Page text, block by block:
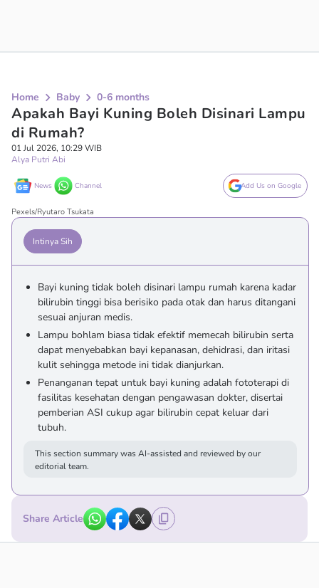
Home Baby 0-6 months
Apakah Bayi Kuning Boleh Disinari Lampu
di Rumah?
01 Jul 2026, 10:29 WIB
Alya Putri Abi
News Channel Add Us on Google
Pexels/Ryutaro Tsukata
Intinya Sih
Bayi kuning tidak boleh disinari lampu rumah karena kadar
bilirubin tinggi bisa berisiko pada otak dan harus ditangani
sesuai anjuran medis.
Lampu bohlam biasa tidak efektif memecah bilirubin serta
dapat menyebabkan bayi kepanasan, dehidrasi, dan iritasi
kulit sehingga metode ini tidak dianjurkan.
Penanganan tepat untuk bayi kuning adalah fototerapi di
fasilitas kesehatan dengan pengawasan dokter, disertai
pemberian ASI cukup agar bilirubin cepat keluar dari
tubuh.
This section summary was AI-assisted and reviewed by our
editorial team.
Share Article